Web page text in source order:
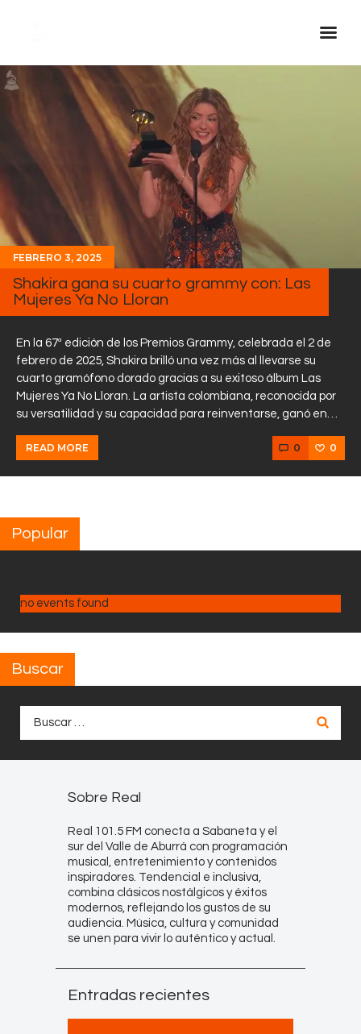
Inicio Real FM
Streaming
En Vivo
Descarga La APP
Programas
Noticias
Equipo
Sobre Nosotros
Contactos
FEBRERO 3, 2025
Shakira gana su cuarto grammy con: Las
Mujeres Ya No Lloran
En la 67ª edición de los Premios Grammy, celebrada el 2 de
febrero de 2025, Shakira brilló una vez más al llevarse su
cuarto gramófono dorado gracias a su exitoso álbum Las
Mujeres Ya No Lloran. La artista colombiana, reconocida por
su versatilidad y su capacidad para reinventarse, ganó en…
READ MORE 0 0
Popular
no events found
Buscar
Sobre Real
Real 101.5 FM conecta a Sabaneta y el
sur del Valle de Aburrá con programación
musical, entretenimiento y contenidos
inspiradores. Tendencial e inclusiva,
combina clásicos nostálgicos y éxitos
modernos, reflejando los gustos de su
audiencia. Música, cultura y comunidad
se unen para vivir lo auténtico y actual.
Entradas recientes